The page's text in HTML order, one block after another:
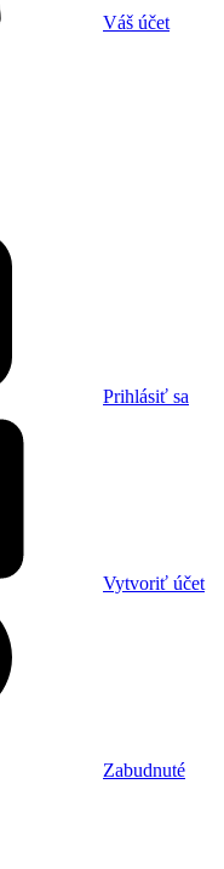
Váš účet
Prihlásiť sa
Vytvoriť účet
Zabudnuté